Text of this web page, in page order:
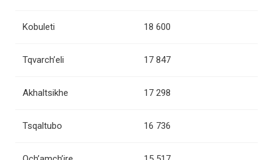
Kobuleti 18 600
Tqvarch’eli 17 847
Akhaltsikhe 17 298
Tsqaltubo 16 736